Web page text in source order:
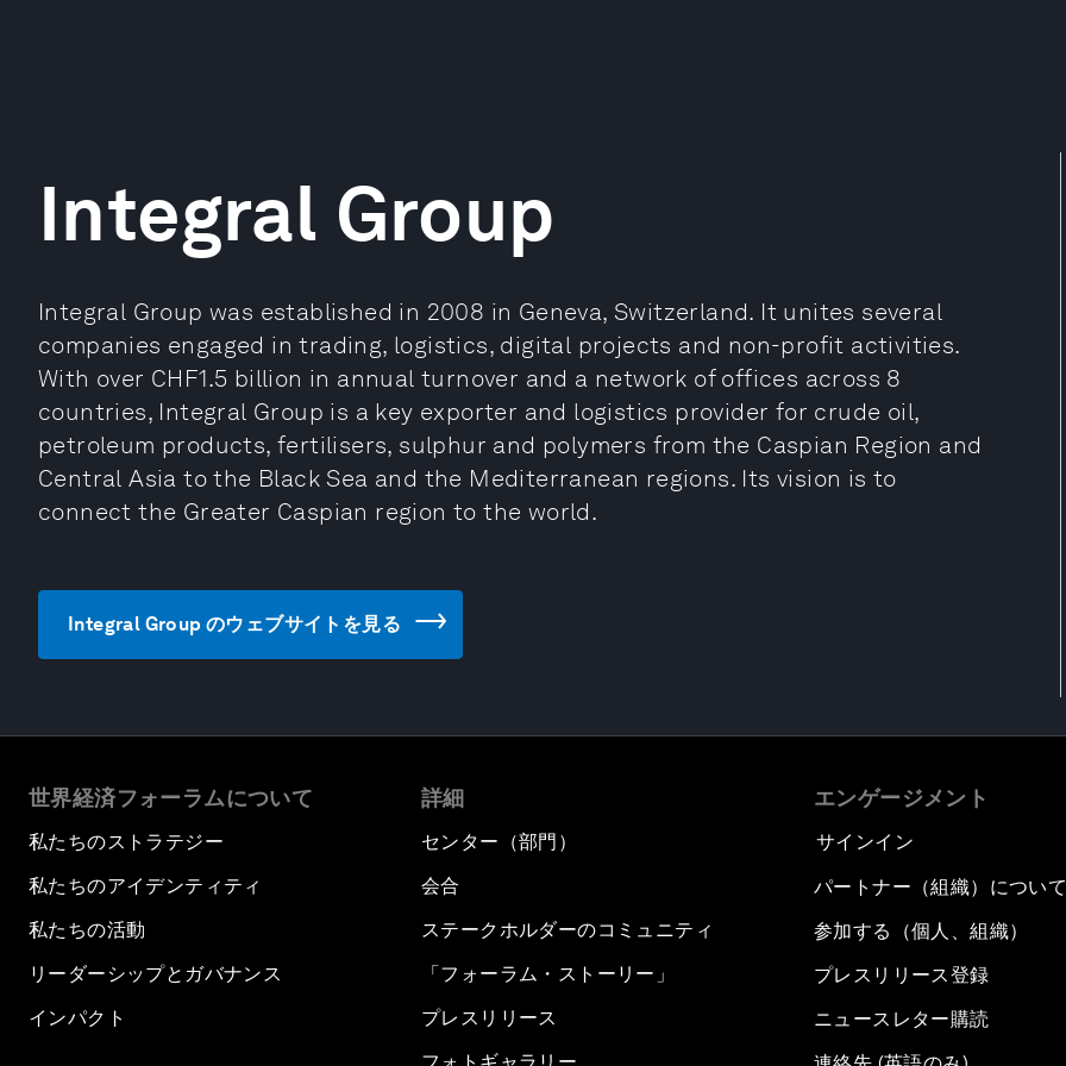
Integral Group
Integral Group was established in 2008 in Geneva, Switzerland. It unites several
companies engaged in trading, logistics, digital projects and non-profit activities.
With over CHF1.5 billion in annual turnover and a network of offices across 8
countries, Integral Group is a key exporter and logistics provider for crude oil,
petroleum products, fertilisers, sulphur and polymers from the Caspian Region and
Central Asia to the Black Sea and the Mediterranean regions. Its vision is to
connect the Greater Caspian region to the world.
Integral Group のウェブサイトを見る
世界経済フォーラムについて
私たちのストラテジー
私たちのアイデンティティ
私たちの活動
リーダーシップとガバナンス
インパクト
詳細
センター（部門）
会合
ステークホルダーのコミュニティ
「フォーラム・ストーリー」
プレスリリース
エンゲージメント
サインイン
パートナー（組織）について
参加する（個人、組織）
プレスリリース登録
ニュースレター購読